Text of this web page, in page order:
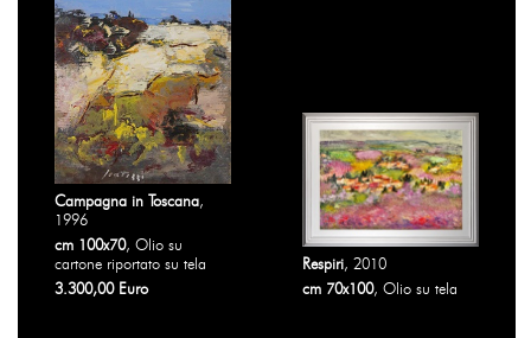
Campagna in Toscana,
1996
cm 100x70, Olio su
cartone riportato su tela
3.300,00 Euro
Respiri, 2010
cm 70x100, Olio su tela